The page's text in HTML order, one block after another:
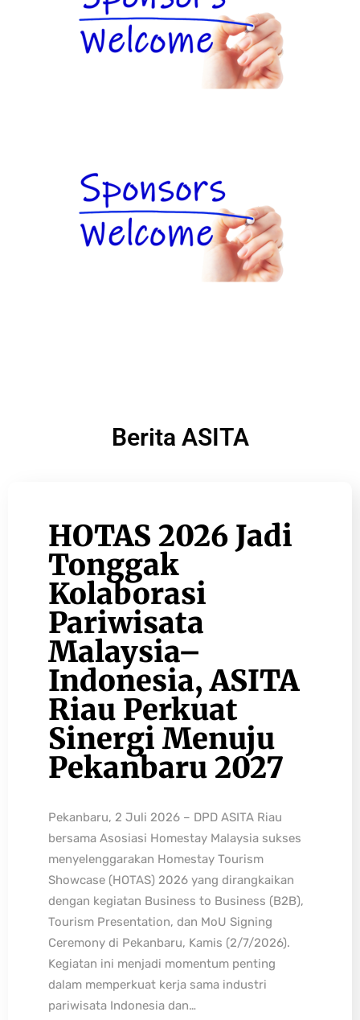
Berita ASITA
HOTAS 2026 Jadi
Tonggak
Kolaborasi
Pariwisata
Malaysia–
Indonesia, ASITA
Riau Perkuat
Sinergi Menuju
Pekanbaru 2027
Pekanbaru, 2 Juli 2026 – DPD ASITA Riau
bersama Asosiasi Homestay Malaysia sukses
menyelenggarakan Homestay Tourism
Showcase (HOTAS) 2026 yang dirangkaikan
dengan kegiatan Business to Business (B2B),
Tourism Presentation, dan MoU Signing
Ceremony di Pekanbaru, Kamis (2/7/2026).
Kegiatan ini menjadi momentum penting
dalam memperkuat kerja sama industri
pariwisata Indonesia dan…